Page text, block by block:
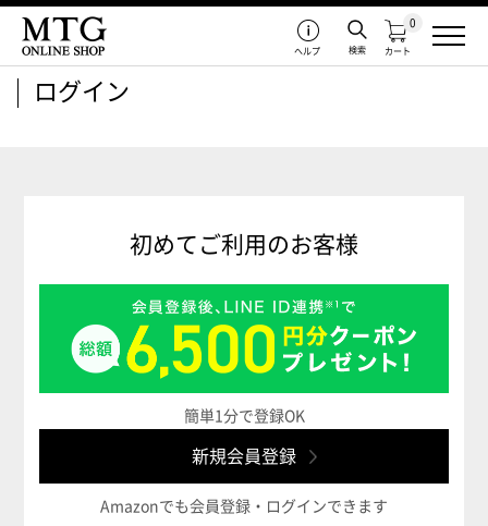
カート
0
検索
ヘルプ
ログイン
初めてご利用のお客様
簡単1分で登録OK
Amazonでも会員登録・ログインできます